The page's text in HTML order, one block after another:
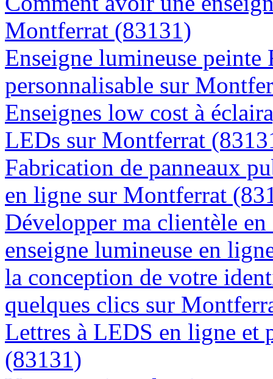
Montferrat (83131)
Enseigne lumineuse
personnalisable sur
Enseignes low cost à
LEDs sur Montferrat
Fabrication de panneaux
en ligne sur Montferrat
Développer ma clientèle
enseigne lumineuse en
la conception de votre
quelques clics sur
Lettres à LEDS en ligne et
(83131)